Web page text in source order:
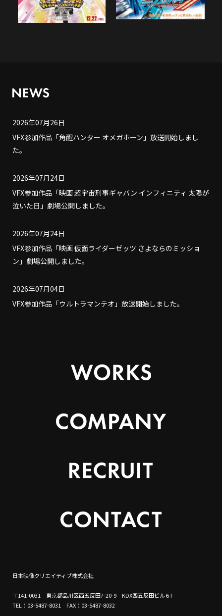
2026年07月26日
VFX参加作品「角醒ハンター オメガホーン」放送開始しまし
た。
2026年07月24日
VFX参加作品「映画 超宇宙刑事ギャバン インフィニティ 太陽が
泣いた日」劇場公開しました。
2026年07月24日
VFX参加作品「映画 仮面ライダーゼッツ さよならのミッショ
ン」劇場公開しました。
2026年07月04日
VFX参加作品「ウルトラマンテオ」放送開始しました。
日本映像クリエイティブ株式会社
〒141-0031 東京都品川区西五反田7-20-9 KDX西五反田ビル６F
TEL：03-5487-8031 FAX：03-5487-8032